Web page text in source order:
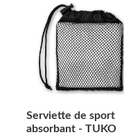
Serviette de sport
absorbant - TUKO